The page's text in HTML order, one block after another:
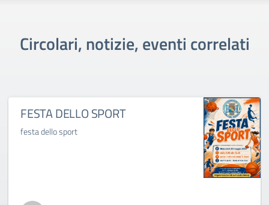
Circolari, notizie, eventi correlati
FESTA DELLO SPORT
festa dello sport